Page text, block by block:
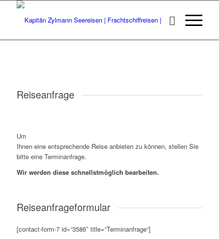
Reiseanfrage
Um
Ihnen eine entsprechende Reise anbieten zu können, stellen Sie
bitte eine Terminanfrage.
Wir werden diese schnellstmöglich bearbeiten.
Reiseanfrageformular
[contact-form-7 id=“3586″ title=“Terminanfrage“]